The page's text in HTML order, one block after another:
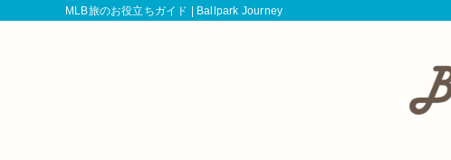
MLB旅のお役立ちガイド | Ballpark Journey